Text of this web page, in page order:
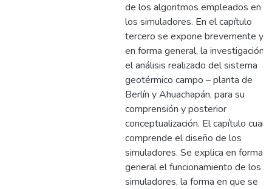
de los algoritmos empleados en
los simuladores. En el capítulo
tercero se expone brevemente y
en forma general, la investigación y
el análisis realizado del sistema
geotérmico campo – planta de
Berlín y Ahuachapán, para su
comprensión y posterior
conceptualización. El capítulo
comprende el diseño de los
simuladores. Se explica en forma
general el funcionamiento de los
simuladores, la forma en que se